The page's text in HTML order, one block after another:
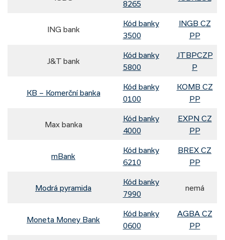
8265
ING bank
Kód banky
3500
INGB CZ
PP
J&T bank
Kód banky
5800
JTBPCZP
P
KB – Komerční banka
Kód banky
0100
KOMB CZ
PP
Max banka
Kód banky
4000
EXPN CZ
PP
mBank
Kód banky
6210
BREX CZ
PP
Modrá pyramida
Kód banky
7990
nemá
Moneta Money Bank
Kód banky
0600
AGBA CZ
PP